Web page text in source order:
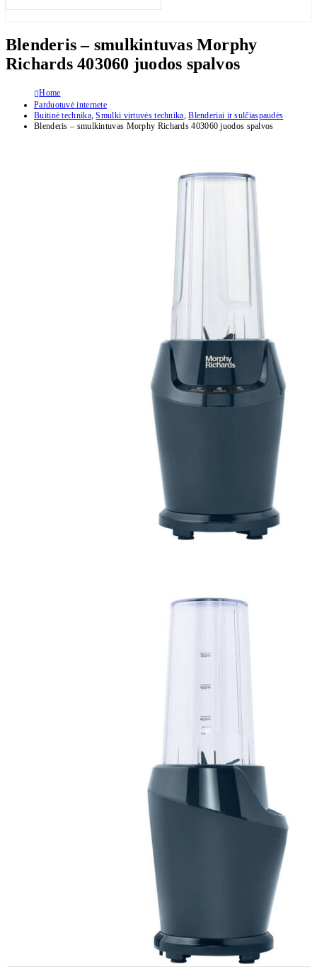
Blenderis – smulkintuvas Morphy
Richards 403060 juodos spalvos
Home
Parduotuvė internete
Buitinė technika,Smulki virtuvės technika,Blenderiai ir sulčiaspaudės
Blenderis – smulkintuvas Morphy Richards 403060 juodos spalvos